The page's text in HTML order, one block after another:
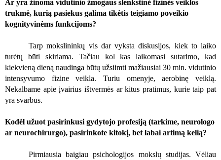
Ar yra žinoma vidutinio žmogaus slenkstinė fizinės veiklos
trukmė, kurią pasiekus galima tikėtis teigiamo poveikio
kognityvinėms funkcijoms?
Tarp mokslininkų vis dar vyksta diskusijos, kiek to laiko
turėtų būti skiriama. Tačiau kol kas laikomasi sutarimo, kad
kiekvieną dieną naudinga būtų užsiimti mažiausiai 30 min. vidutinio
intensyvumo fizine veikla. Turiu omenyje, aerobinę veiklą.
Nekalbame apie įvairius ištvermės ar kitus pratimus, kurie taip pat
yra svarbūs.
Kodėl užuot pasirinkusi gydytojo profesiją (tarkime, neurologo
ar neurochirurgo), pasirinkote kitokį, bet labai artimą kelią?
Pirmiausia baigiau psichologijos mokslų studijas. Vėliau